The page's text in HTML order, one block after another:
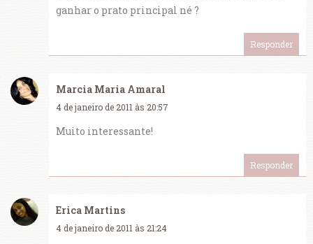
ganhar o prato principal né ?
Responder
Marcia Maria Amaral
4 de janeiro de 2011 às 20:57
Muito interessante!
Responder
Erica Martins
4 de janeiro de 2011 às 21:24